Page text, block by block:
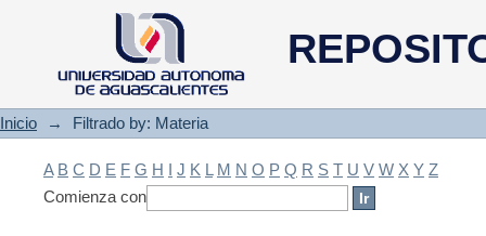
Filtrado by: Materia
Inicio → Filtrado by: Materia
A B C D E F G H I J K L M N O P Q R S T U V W X Y Z
Comienza con